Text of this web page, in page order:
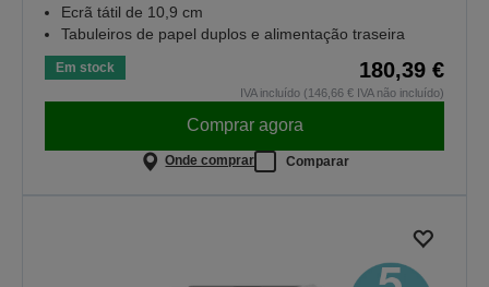
Ecrã tátil de 10,9 cm
Tabuleiros de papel duplos e alimentação traseira
Em stock 180,39 €
IVA incluído (146,66 € IVA não incluído)
Comprar agora
Onde comprar Comparar